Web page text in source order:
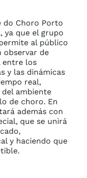
do Choro Porto
ya que el grupo
al público
observar de
entre los
y las dinámicas
real,
ambiente
de choro. En
además con
que se unirá
y haciendo que